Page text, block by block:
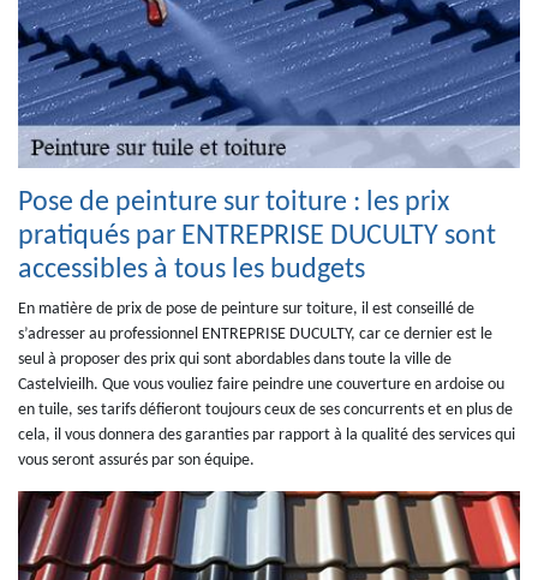
Pose de peinture sur toiture : les prix
pratiqués par ENTREPRISE DUCULTY sont
accessibles à tous les budgets
En matière de prix de pose de peinture sur toiture, il est conseillé de
s’adresser au professionnel ENTREPRISE DUCULTY, car ce dernier est le
seul à proposer des prix qui sont abordables dans toute la ville de
Castelvieilh. Que vous vouliez faire peindre une couverture en ardoise ou
en tuile, ses tarifs défieront toujours ceux de ses concurrents et en plus de
cela, il vous donnera des garanties par rapport à la qualité des services qui
vous seront assurés par son équipe.